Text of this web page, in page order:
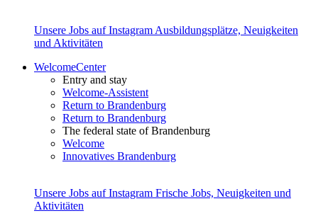
Unsere Jobs auf Instagram Ausbildungsplätze, Neuigkeiten
und Aktivitäten
WelcomeCenter
Entry and stay
Welcome-Assistent
Return to Brandenburg
Return to Brandenburg
The federal state of Brandenburg
Welcome
Innovatives Brandenburg
Unsere Jobs auf Instagram Frische Jobs, Neuigkeiten und
Aktivitäten